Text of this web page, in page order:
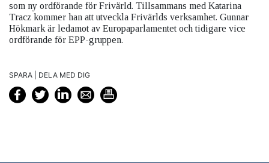
som ny ordförande för Frivärld. Tillsammans med Katarina
Tracz kommer han att utveckla Frivärlds verksamhet. Gunnar
Hökmark är ledamot av Europaparlamentet och tidigare vice
ordförande för EPP-gruppen.
SPARA | DELA MED DIG